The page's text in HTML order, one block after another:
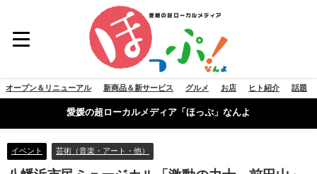
オープン＆リニューアル 新商品＆新サービス グルメ お店 ヒト紹介 話題
愛媛の超ローカルメディア「ほっぷ」なんよ
イベント 芸術（音楽・アート・他）